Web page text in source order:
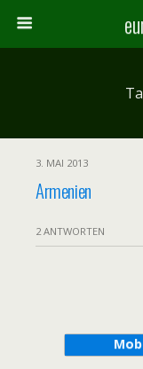
3. MAI 2013
Armenien
2 ANTWORTEN